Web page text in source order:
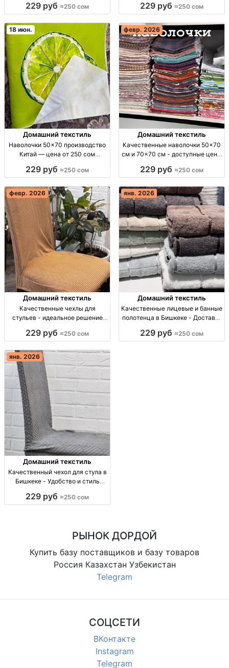
тонч. полотенца: лицевое/
сушка, высокая впитываемость,
мягкие к коже,
229 руб ≈250 сом
мягкая ткань, разные расцветки
229 руб ≈250 сом
18 июн.
Домашний текстиль
Наволочки 50×70 производство
Китай — цена от 250 сом
текстиль, размер 50×70 см,
КНР, цена за пару, дом
229 руб ≈250 сом
февр. 2026
Домашний текстиль
Качественные наволочки 50x70
см и 70x70 см - доступные цены
250 сом за пару.
229 руб ≈250 сом
февр. 2026
Домашний текстиль
Качественные чехлы для
стульев - идеальное решение
стульев, универс. размер,
229 руб ≈250 сом
янв. 2026
Домашний текстиль
Качественные лицевые и банные
полотенца в Бишкеке - Доставка
лицевые от 250 сом, банные от
229 руб ≈250 сом
янв. 2026
Домашний текстиль
Качественный чехол для стула в
Бишкеке - Удобство и стиль
сом! Доставка по Бишкеку и
229 руб ≈250 сом
РЫНОК ДОРДОЙ
Купить базу поставщиков и базу товаров
Россия Казахстан Узбекистан
Telegram
СОЦСЕТИ
ВКонтакте
Instagram
Telegram